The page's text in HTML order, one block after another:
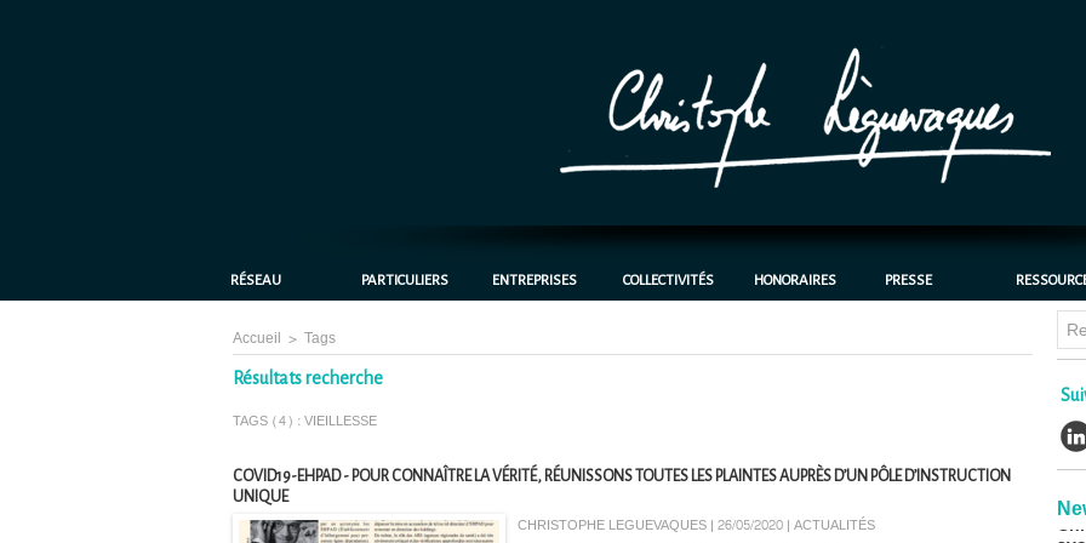
RÉSEAU PARTICULIERS ENTREPRISES COLLECTIVITÉS HONORAIRES PRESSE
Accueil > Tags
Résultats recherche
TAGS (4) : VIEILLESSE
COVID19-EHPAD - POUR CONNAÎTRE LA VÉRITÉ, RÉUNISSONS TOUTES LES PLAINTES AUPRÈS D’UN PÔLE D’INSTRUCTION
UNIQUE
CHRISTOPHE LEGUEVAQUES | 26/05/2020 | ACTUALITÉS
30/